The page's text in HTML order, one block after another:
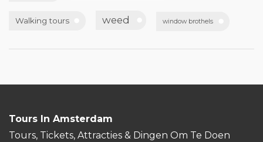
Walking tours weed window brothels
Tours In Amsterdam
Tours, Tickets, Attracties & Dingen Om Te Doen